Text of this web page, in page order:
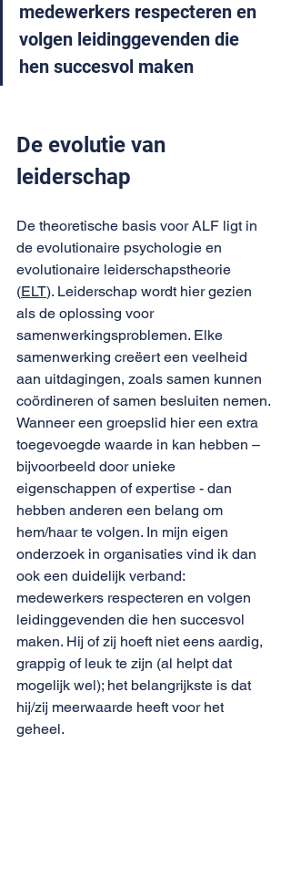
medewerkers respecteren en
volgen leidinggevenden die
hen succesvol maken
De evolutie van
leiderschap
De theoretische basis voor ALF ligt in
de evolutionaire psychologie en
evolutionaire leiderschapstheorie
(ELT). Leiderschap wordt hier gezien
als de oplossing voor
samenwerkingsproblemen. Elke
samenwerking creëert een veelheid
aan uitdagingen, zoals samen kunnen
coördineren of samen besluiten nemen.
Wanneer een groepslid hier een extra
toegevoegde waarde in kan hebben –
bijvoorbeeld door unieke
eigenschappen of expertise - dan
hebben anderen een belang om
hem/haar te volgen. In mijn eigen
onderzoek in organisaties vind ik dan
ook een duidelijk verband:
medewerkers respecteren en volgen
leidinggevenden die hen succesvol
maken. Hij of zij hoeft niet eens aardig,
grappig of leuk te zijn (al helpt dat
mogelijk wel); het belangrijkste is dat
hij/zij meerwaarde heeft voor het
geheel.